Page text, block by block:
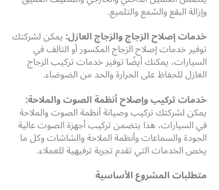
وإزالة البقع والشمع والتلميع.
خدمات إصلاح الزجاج والزجاج العازل:يمكن لشركتك
توفير خدمات إصلاح الزجاج المكسور أو التالف في
السيارات، يمكنك أيضًا توفير خدمات تركيب الزجاج
العازل للحفاظ على الحرارة والحد من الضوضاء.
خدمات تركيب وإصلاح أنظمة الصوت والملاحة:
يمكن لشركتك تركيب وصيانة أنظمة الصوت والملاحة
في السيارات، هذا يتضمن تركيب أجهزة الصوت عالية
الجودة والسماعات وأنظمة الملاحة والشاشات وكل ما
يخص الخدمات التي تقدم تجربة ترفيهية للعملاء.
متطلبات المشروع الأساسية